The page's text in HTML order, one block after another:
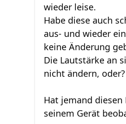
wieder leise.
Habe diese auch
aus- und wieder
keine Änderung
Die Lautstärke an
nicht ändern, oder?
Hat jemand
seinem Gerät